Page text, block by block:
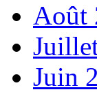
Août
Juin